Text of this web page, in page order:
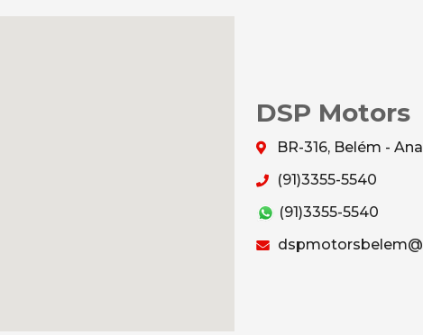
DSP Motors
BR-316, Belém -
(91)3355-5540
(91)3355-5540